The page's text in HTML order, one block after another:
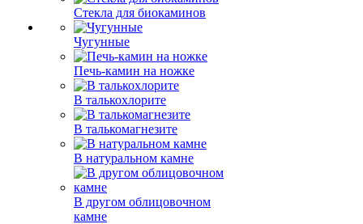
Стекла для биокаминов
Чугунные
Печь-камин на ножке
В талькохлорите
В талькомагнезите
В натуральном камне
В другом облицовочном
камне